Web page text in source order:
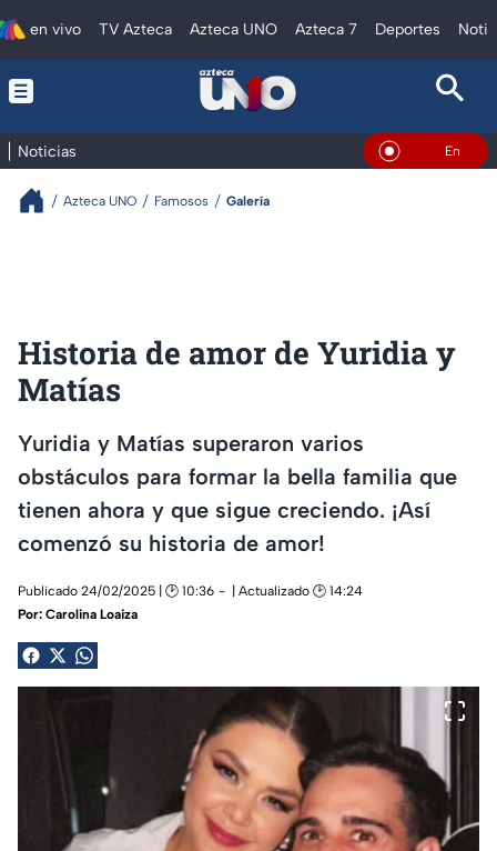
en vivo TV Azteca Azteca UNO Azteca 7 Deportes
Noticias En Vivo
Azteca UNO Famosos Galería
Historia de amor de Yuridia y
Matías
Yuridia y Matías superaron varios
obstáculos para formar la bella familia que
tienen ahora y que sigue creciendo. ¡Así
comenzó su historia de amor!
Publicado 24/02/2025 | 🕑 10:36
| Actualizado 🕑 14:24
Por: Carolina Loaiza